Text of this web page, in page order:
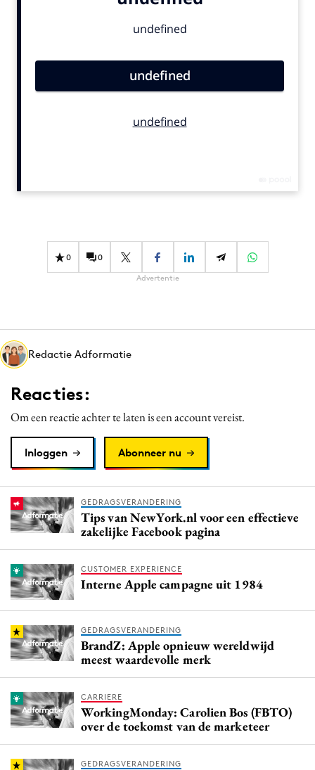
Gedragsverandering
Influencer marketing
Media
Merkstrategie
PR
Programmatic
Purpose Marketing
Reputatie & crisis
0 0
Advertentie
Redactie Adformatie
Reacties:
Om een reactie achter te laten is een account vereist.
Inloggen Abonneer nu
GEDRAGSVERANDERING
Tips van NewYork.nl voor een effectieve
zakelijke Facebook pagina
CUSTOMER EXPERIENCE
Interne Apple campagne uit 1984
GEDRAGSVERANDERING
BrandZ: Apple opnieuw wereldwijd
meest waardevolle merk
CARRIERE
WorkingMonday: Carolien Bos (FBTO)
over de toekomst van de marketeer
GEDRAGSVERANDERING